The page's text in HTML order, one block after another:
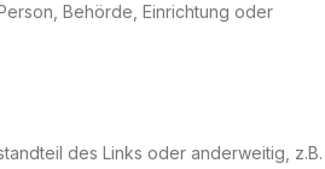
Behörde, Einrichtung oder
des Links oder anderweitig, z.B.